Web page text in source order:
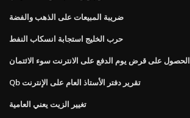
ضريبة المبيعات على الذهب والفضة
حرب الخليج استجابة انسكاب النفط
الحصول على قرض يوم الدفع على الانترنت سوء الائتمان
Qb تقرير دفتر الأستاذ العام على الإنترنت
تغيير الزيت يعني العامية